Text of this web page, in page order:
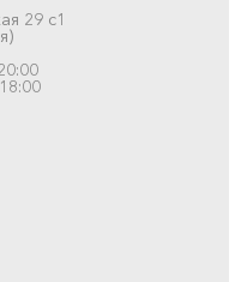
29 с1